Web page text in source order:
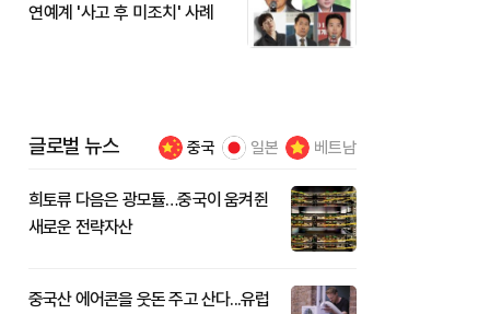
연예계 '사고 후 미조치' 사례
글로벌 뉴스 중국 일본 베트남
희토류 다음은 광모듈…중국이 움켜쥔
새로운 전략자산
중국산 에어콘을 웃돈 주고 산다...유럽